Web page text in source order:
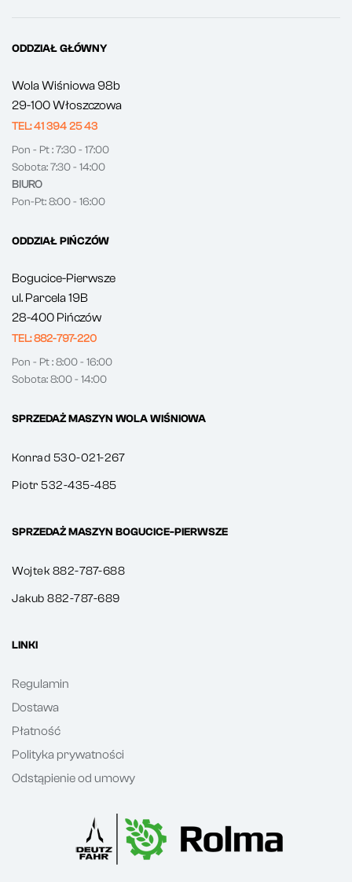
ODDZIAŁ GŁÓWNY
Wola Wiśniowa 98b
29-100 Włoszczowa
TEL: 41 394 25 43
Pon - Pt : 7:30 - 17:00
Sobota: 7:30 - 14:00
BIURO
Pon-Pt: 8:00 - 16:00
ODDZIAŁ PIŃCZÓW
Bogucice-Pierwsze
ul. Parcela 19B
28-400 Pińczów
TEL: 882-797-220
Pon - Pt : 8:00 - 16:00
Sobota: 8:00 - 14:00
SPRZEDAŻ MASZYN WOLA WIŚNIOWA
Konrad 530-021-267
Piotr 532-435-485
SPRZEDAŻ MASZYN BOGUCICE-PIERWSZE
Wojtek 882-787-688
Jakub 882-787-689
LINKI
Regulamin
Dostawa
Płatność
Polityka prywatności
Odstąpienie od umowy